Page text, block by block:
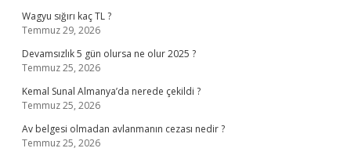
Wagyu sığırı kaç TL ?
Temmuz 29, 2026
Devamsızlık 5 gün olursa ne olur 2025 ?
Temmuz 25, 2026
Kemal Sunal Almanya’da nerede çekildi ?
Temmuz 25, 2026
Av belgesi olmadan avlanmanın cezası nedir ?
Temmuz 25, 2026